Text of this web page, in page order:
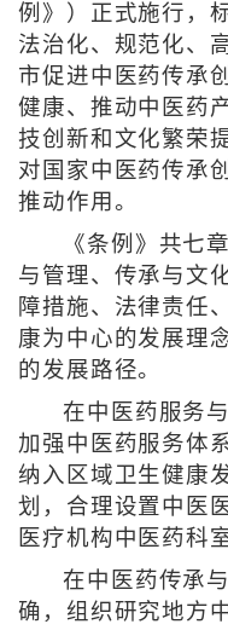
例》）正式施行，
法治化、规范化、
市促进中医药传承
健康、推动中医药
技创新和文化繁荣
对国家中医药传承
推动作用。
《条例》共七
与管理、传承与文
障措施、法律责任
康为中心的发展理
的发展路径。
在中医药服务
加强中医药服务体
纳入区域卫生健康
划，合理设置中医
医疗机构中医药科
在中医药传承
确，组织研究地方